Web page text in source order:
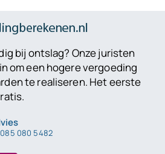
bij ontslag? Onze juristen
om een hogere vergoeding
te realiseren. Het eerste
080 5482